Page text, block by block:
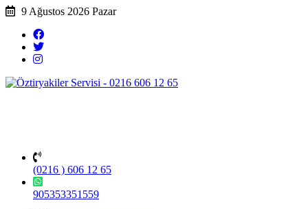
9 Ağustos 2026 Pazar
(0216 ) 606 12 65
905353351559